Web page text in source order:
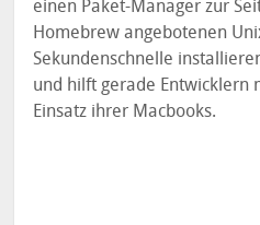
einen Paket-Manager zur
Homebrew angebotenen
Sekundenschnelle
und hilft gerade Entwicklern
Einsatz ihrer Macbooks.